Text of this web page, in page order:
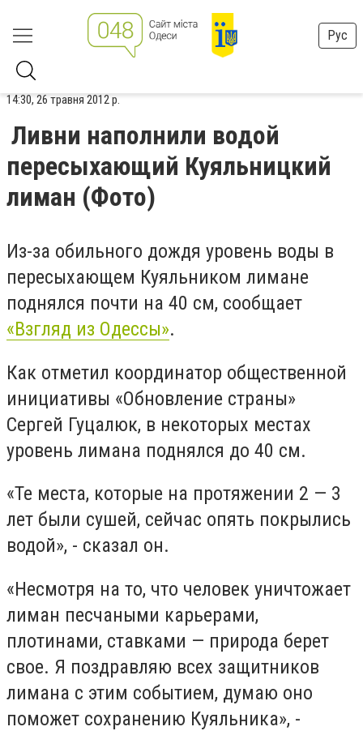
Рус
14:30, 26 травня 2012 р.
Ливни наполнили водой
пересыхающий Куяльницкий
лиман (Фото)
Из-за обильного дождя уровень воды в
пересыхающем Куяльником лимане
поднялся почти на 40 см, сообщает
«Взгляд из Одессы».
Как отметил координатор общественной
инициативы «Обновление страны»
Сергей Гуцалюк, в некоторых местах
уровень лимана поднялся до 40 см.
«Те места, которые на протяжении 2 — 3
лет были сушей, сейчас опять покрылись
водой», - сказал он.
«Несмотря на то, что человек уничтожает
лиман песчаными карьерами,
плотинами, ставками — природа берет
свое. Я поздравляю всех защитников
лимана с этим событием, думаю оно
поможет сохранению Куяльника», -